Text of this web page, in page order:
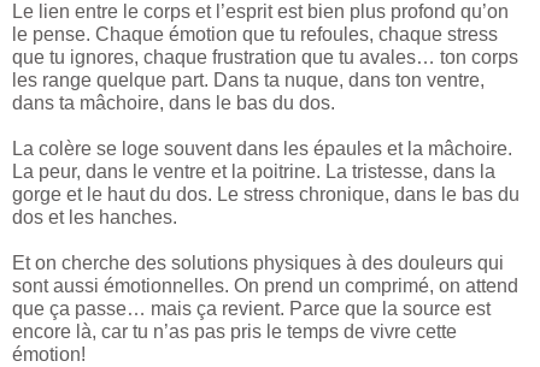
Le lien entre le corps et l’esprit est bien plus profond qu’on
le pense. Chaque émotion que tu refoules, chaque stress
que tu ignores, chaque frustration que tu avales… ton corps
les range quelque part. Dans ta nuque, dans ton ventre,
dans ta mâchoire, dans le bas du dos.
La colère se loge souvent dans les épaules et la mâchoire.
La peur, dans le ventre et la poitrine. La tristesse, dans la
gorge et le haut du dos. Le stress chronique, dans le bas du
dos et les hanches.
Et on cherche des solutions physiques à des douleurs qui
sont aussi émotionnelles. On prend un comprimé, on attend
que ça passe… mais ça revient. Parce que la source est
encore là, car tu n’as pas pris le temps de vivre cette
émotion!